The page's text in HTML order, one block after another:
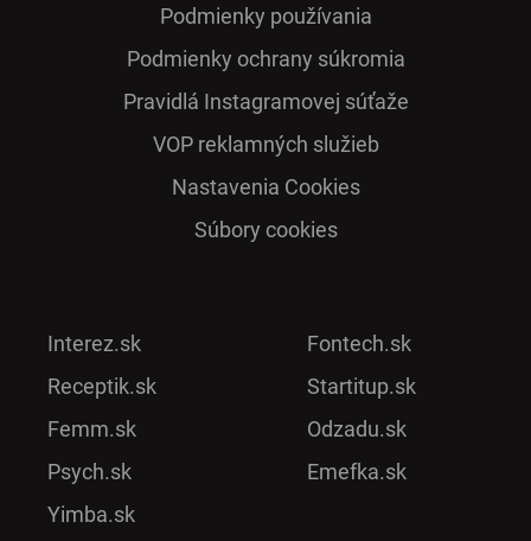
Podmienky používania
Podmienky ochrany súkromia
Pra­vidlá Ins­ta­gra­mo­vej sú­ťaže
VOP reklamných služieb
Nastavenia Cookies
Súbory cookies
Interez.sk
Receptik.sk
Femm.sk
Psych.sk
Yimba.sk
Fontech.sk
Startitup.sk
Odzadu.sk
Emefka.sk